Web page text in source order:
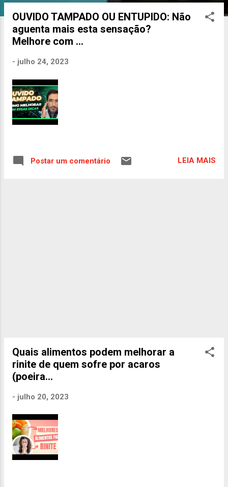
o
OUVIDO TAMPADO OU ENTUPIDO: Não
aguenta mais esta sensação?
Melhore com ...
- julho 24, 2023
Postar um comentário LEIA MAIS
Quais alimentos podem melhorar a
rinite de quem sofre por acaros
(poeira...
- julho 20, 2023